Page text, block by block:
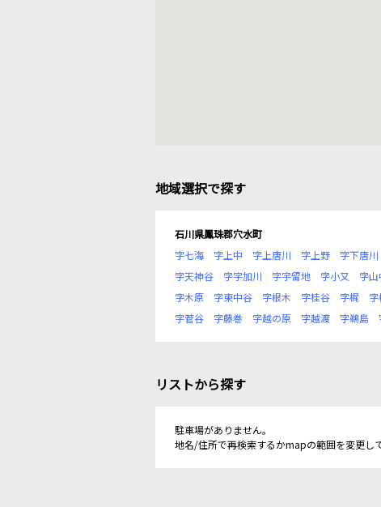
地域選択で探す
石川県鳳珠郡穴水町
字七海
字上中 字上唐川 字上野 字下唐川
字天神谷
字宇加川 字宇留地 字小又 字山
字木原
字東中谷 字根木 字桂谷 字梶
字菅谷
字藤巻 字越の原 字越渡 字鵜島
リストから探す
駐車場がありません。
地名/住所で再検索するかmapの範囲を変更し